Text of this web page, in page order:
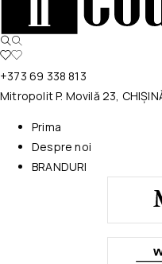
+373 69 338 813
Mitropolit P. Movilă 23,
Prima
Despre noi
BRANDURI